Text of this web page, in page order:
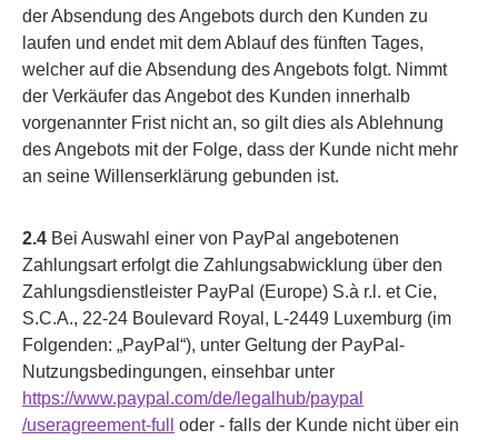
der Absendung des Angebots durch den Kunden zu
laufen und endet mit dem Ablauf des fünften Tages,
welcher auf die Absendung des Angebots folgt. Nimmt
der Verkäufer das Angebot des Kunden innerhalb
vorgenannter Frist nicht an, so gilt dies als Ablehnung
des Angebots mit der Folge, dass der Kunde nicht mehr
an seine Willenserklärung gebunden ist.
2.4 Bei Auswahl einer von PayPal angebotenen
Zahlungsart erfolgt die Zahlungsabwicklung über den
Zahlungsdienstleister PayPal (Europe) S.à r.l. et Cie,
S.C.A., 22-24 Boulevard Royal, L-2449 Luxemburg (im
Folgenden: „PayPal“), unter Geltung der PayPal-
Nutzungsbedingungen, einsehbar unter
https://www.paypal.com/de/legalhub/paypal
/useragreement-full
oder - falls der Kunde nicht über ein